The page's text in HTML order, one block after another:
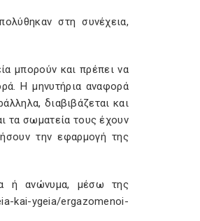
στη συνέχεια,
μπορούν και πρέπει να
Η μηνυτήρια αναφορά
διαβιβάζεται και
τα σωματεία τους έχουν
την εφαρμογή της
ή ανώνυμα, μέσω της
kai-ygeia/ergazomenoi-